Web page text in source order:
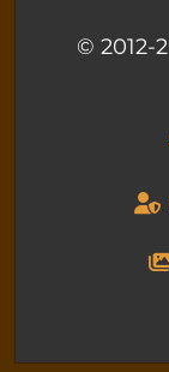
© 2012-